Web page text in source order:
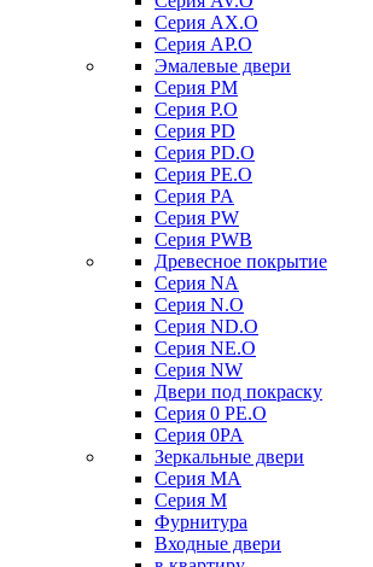
Серия AX.O
Серия AP.O
Эмалевые двери
Серия PM
Серия P.O
Серия PD
Серия PD.O
Серия PE.O
Серия PA
Серия PW
Серия PWB
Древесное покрытие
Серия NA
Серия N.O
Серия ND.O
Серия NE.O
Серия NW
Двери под покраску
Серия 0 PE.O
Серия 0PA
Зеркальные двери
Серия MA
Серия M
Фурнитура
Входные двери